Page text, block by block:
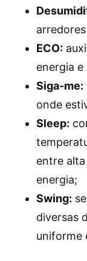
ECO:
energia
Siga-me:
onde
Sleep:
entre
energia;
Swing:
diversas
uniforme